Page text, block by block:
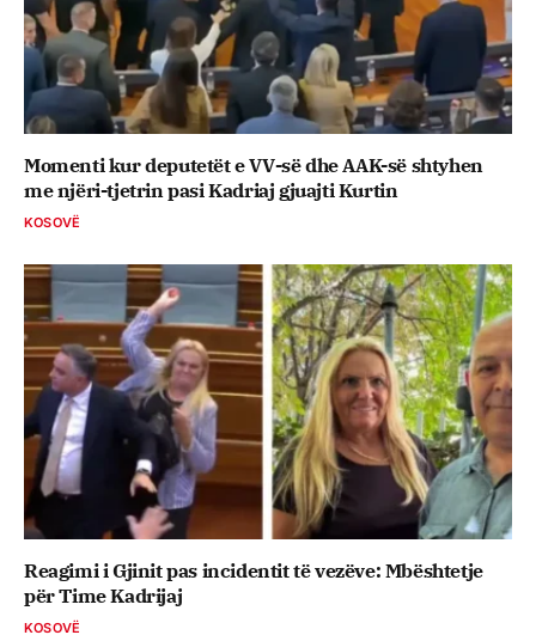
Momenti kur deputetët e VV-së dhe AAK-së shtyhen
me njëri-tjetrin pasi Kadriaj gjuajti Kurtin
KOSOVË
Reagimi i Gjinit pas incidentit të vezëve: Mbështetje
për Time Kadrijaj
KOSOVË